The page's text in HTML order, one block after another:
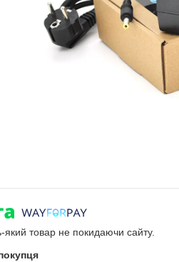
який товар не покидаючи сайту.